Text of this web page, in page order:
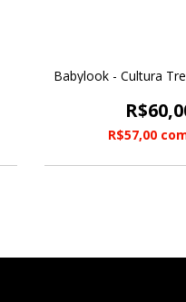
Babylook - Cultura
R$57,00